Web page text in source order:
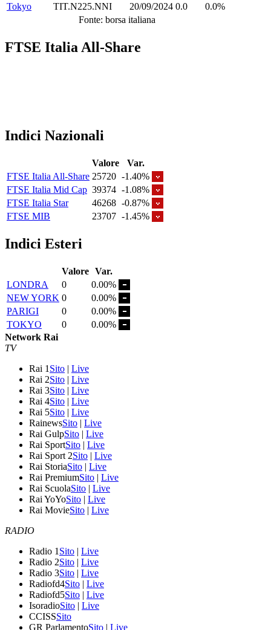
Tokyo
TIT.N225.NNI 20/09/2024 0.0
0.0%
Fonte: borsa italiana
FTSE Italia All-Share
Indici Nazionali
Valore
Var.
FTSE Italia All-Share 25720 -1.40%
FTSE Italia Mid Cap 39374 -1.08%
FTSE Italia Star
46268 -0.87%
FTSE MIB
23707 -1.45%
Indici Esteri
Valore Var.
LONDRA
0
0.00%
NEW YORK 0
0.00%
PARIGI
0
0.00%
TOKYO
0
0.00%
Network Rai
TV
Rai 1 Sito | Live
Rai 2Sito | Live
Rai 3Sito | Live
Rai 4Sito | Live
Rai 5Sito | Live
RainewsSito | Live
Rai GulpSito | Live
Rai SportSito | Live
Rai Sport 2Sito | Live
Rai StoriaSito | Live
Rai PremiumSito | Live
Rai ScuolaSito | Live
Rai YoYoSito | Live
Rai MovieSito | Live
RADIO
Radio 1 Sito | Live
Radio 2Sito | Live
Radio 3Sito | Live
Radiofd4Sito | Live
Radiofd5Sito | Live
IsoradioSito | Live
CCISSSito
GR ParlamentoSito | Live